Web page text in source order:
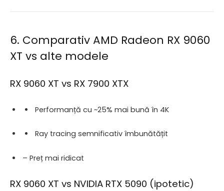
6. Comparativ AMD Radeon RX 9060
XT vs alte modele
RX 9060 XT vs RX 7900 XTX
Performanță cu ~25% mai bună în 4K
Ray tracing semnificativ îmbunătățit
– Preț mai ridicat
RX 9060 XT vs NVIDIA RTX 5090 (ipotetic)